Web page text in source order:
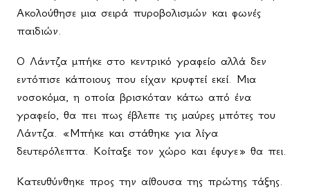
Ακολούθησε μια σειρά πυροβολισμών και φωνές
παιδιών.
Ο Λάντζα μπήκε στο κεντρικό γραφείο αλλά δεν
εντόπισε κάποιους που είχαν κρυφτεί εκεί. Μια
νοσοκόμα, η οποία βρισκόταν κάτω από ένα
γραφείο, θα πει πως έβλεπε τις μαύρες μπότες του
Λάντζα. «Μπήκε και στάθηκε για λίγα
δευτερόλεπτα. Κοίταξε τον χώρο και έφυγε» θα πει.
Κατευθύνθηκε προς την αίθουσα της πρώτης τάξης.